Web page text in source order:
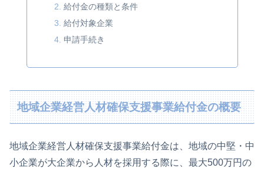
給付金の種類と条件
給付対象企業
申請手続き
地域企業経営人材確保支援事業給付金の概要
地域企業経営人材確保支援事業給付金は、地域の中堅・中
小企業が大企業から人材を採用する際に、最大500万円の